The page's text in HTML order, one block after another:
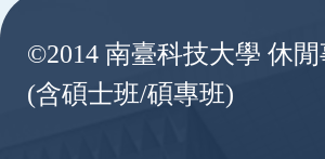
©2014 南臺科技大學 休
(含碩士班/碩專班)